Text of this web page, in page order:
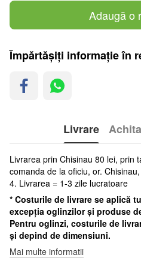
Adaugă o
Împărtășiți informație în
Livrare
Livrarea prin Chisinau 80 lei, prin
comanda de la oficiu, or.
4. Livrarea = 1-3 zile lucratoare
* Costurile de livrare se aplică
excepția oglinzilor și produse
Pentru oglinzi, costurile de
și depind de dimensiuni.
Mai multe informatii